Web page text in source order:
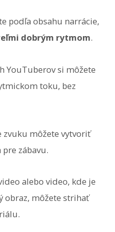
podľa obsahu narrácie,
dobrým rytmom.
YouTuberov si môžete
toku, bez
zvuku môžete vytvoriť
zábavu.
alebo video, kde je
obraz, môžete strihať